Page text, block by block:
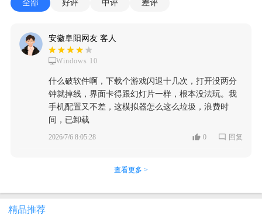
全部 好评 中评 差评
安徽阜阳网友 客人
Windows 10
什么破软件啊，下载个游戏闪退十几次，打开没两分
钟就掉线，界面卡得跟幻灯片一样，根本没法玩。我
手机配置又不差，这模拟器怎么这么垃圾，浪费时
间，已卸载
2026/7/6 8:05:28 0 回复
查看更多 >
精品推荐